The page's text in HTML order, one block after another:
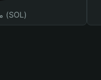
محفظة سولانا (SOL)